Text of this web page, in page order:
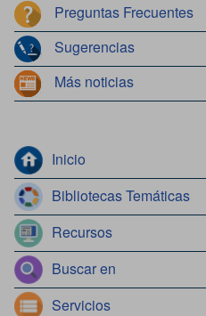
Inicio
Bibliotecas Temáticas
Recursos
Buscar en
Servicios
Preguntas Frecuentes
Sugerencias
Más noticias